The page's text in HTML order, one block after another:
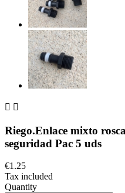
 
Riego.Enlace mixto
seguridad Pac 5 uds
€1.25
Tax included
Quantity